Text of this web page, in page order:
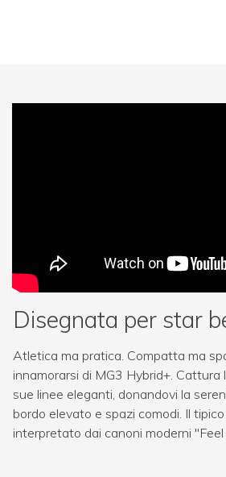
Disegnata per star
Atletica ma pratica. Compatta ma
innamorarsi di MG3 Hybrid+.
sue linee eleganti, donandovi la
bordo elevato e spazi comodi. Il
interpretato dai canoni moderni "Feel